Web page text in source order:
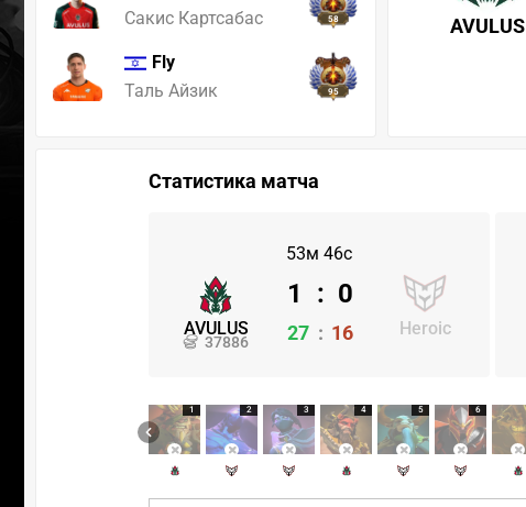
Сакис Картсабас
58
Fly
Таль Айзик
95
AVULUS
Статистика матча
53м 46с
AVULUS
37886
Heroic
1 : 0
27 : 16
1 2 3 4 5 6